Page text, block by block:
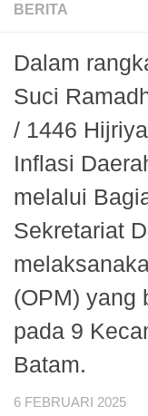
BERITA
Dalam
Suci
/ 1446
Inflasi
melalui
Sekretariat
(OPM) yang
pada 9
Batam.
6 FEBRUARI 2025